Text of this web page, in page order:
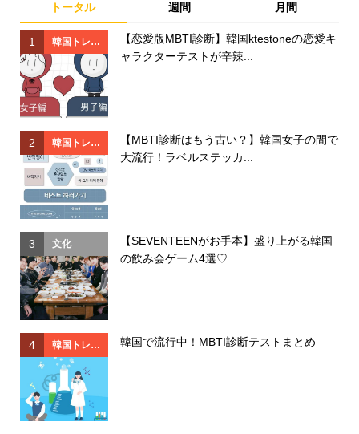
トータル 週間 月間
1 韓国トレン
ド
【恋愛版MBTI診断】韓国ktestoneの恋愛キ
ャラクターテストが辛辣...
2 韓国トレン
ド
【MBTI診断はもう古い？】韓国女子の間で
大流行！ラベルステッカ...
3 文化
【SEVENTEENがお手本】盛り上がる韓国
の飲み会ゲーム4選♡
4 韓国トレン
ド
韓国で流行中！MBTI診断テストまとめ